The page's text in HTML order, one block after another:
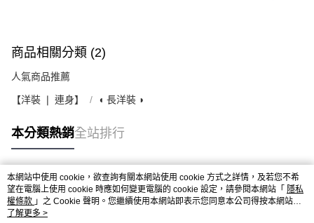
商品相關分類 (2)
人氣商品推薦
【洋裝 ❘ 連身】 ◖ 長洋裝 ◗
本分類熱銷全站排行
熱門標籤
本網站中使用 cookie，欲查詢有關本網站使用 cookie 方式之詳情，及若您不希
望在電腦上使用 cookie 時應如何變更電腦的 cookie 設定，請參閱本網站「 隱私
權條款 」之 Cookie 聲明。您繼續使用本網站即表示您同意本公司得按本網站使
用條款之 Cookie 聲明使用 cookie。
了解更多 >